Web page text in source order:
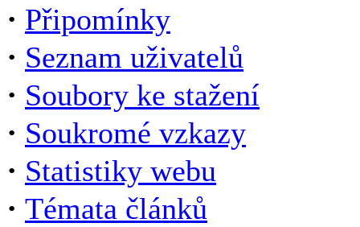
· Připomínky
· Seznam uživatelů
· Soubory ke stažení
· Soukromé vzkazy
· Statistiky webu
· Témata článků